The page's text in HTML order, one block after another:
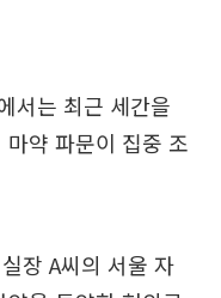
서는 최근 세간을
약 파문이 집중 조
장 A씨의 서울 자